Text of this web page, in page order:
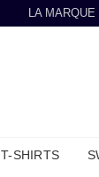
LA MARQUE
T-SHIRTS